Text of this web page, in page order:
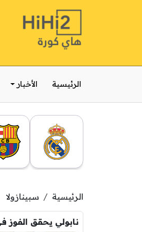
الرئيسية الأخبار
الرئيسية سبينازولا
نابولي يحقق الفوز